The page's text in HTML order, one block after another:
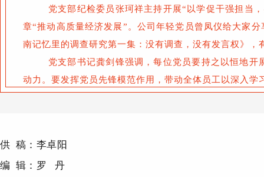
党支部纪检委员张珂祥主持开展“以学促干强担当
章“推动高质量经济发展”。公司年轻党员曾凤仪给大家
南记忆里的调查研究第一集：没有调查，没有发言权》
党支部书记龚剑锋强调，每位党员要持之以恒地
动力。要发挥党员先锋模范作用，带动全体员工以深入
供 稿：李卓阳
编 辑：罗 丹